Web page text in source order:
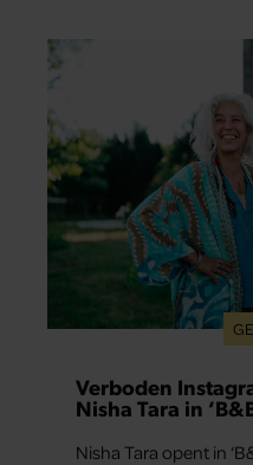
Verboden
Nisha Tara in
Nisha Tara opent in